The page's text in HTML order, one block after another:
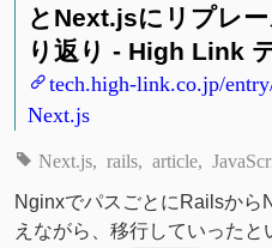
とNext.jsにリプレ
り返り - High Link
tech.high-link.co.jp/
Next.js
Next.js rails article
NginxでパスごとにRailsから
えながら、移行していったと